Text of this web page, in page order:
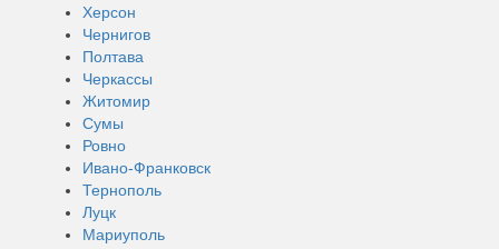
Херсон
Чернигов
Полтава
Черкассы
Житомир
Сумы
Ровно
Ивано-Франковск
Тернополь
Луцк
Мариуполь